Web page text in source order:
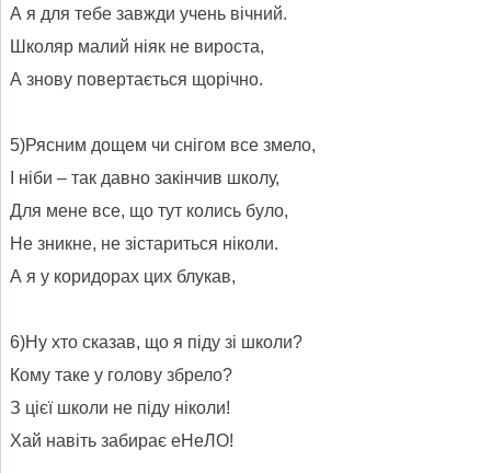
А я для тебе завжди учень вічний.
Школяр малий ніяк не вироста,
А знову повертається щорічно.
5)Рясним дощем чи снігом все змело,
І ніби – так давно закінчив школу,
Для мене все, що тут колись було,
Не зникне, не зістариться ніколи.
А я у коридорах цих блукав,
6)Ну хто сказав, що я піду зі школи?
Кому таке у голову збрело?
З цієї школи не піду ніколи!
Хай навіть забирає еНеЛО!